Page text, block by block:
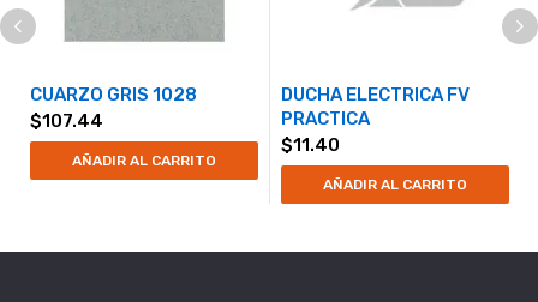
CUARZO GRIS 1028
$107.44
AÑADIR AL CARRITO
DUCHA ELECTRICA FV
PRACTICA
$11.40
AÑADIR AL CARRITO